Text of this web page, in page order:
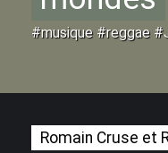
#musique #reggae
Romain Cruse et